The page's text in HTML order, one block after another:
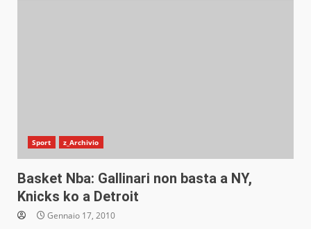
Sport z_Archivio
Basket Nba: Gallinari non basta a NY,
Knicks ko a Detroit
Gennaio 17, 2010